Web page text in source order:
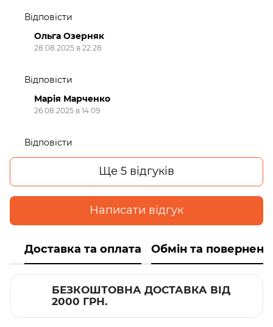
Відповісти
Ольга Озерняк
28.08.2025 в 22:28
Відповісти
Марія Марченко
26.08.2025 в 14:09
Відповісти
Ще 5 відгуків
Написати відгук
Доставка та оплата Обмін та
БЕЗКОШТОВНА ДОСТАВКА ВІД
2000 ГРН.